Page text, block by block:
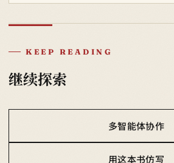
KEEP READING
继续探索
多智能体协作
用这本书仿写